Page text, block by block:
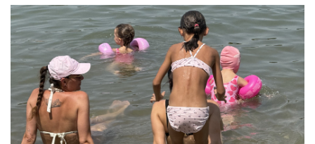
OVO JE SPISAK UČESNIKA "ELITE 10"Haos u
najavi! Filip Car i Anđela potpisali ugovore, a šuška
se da u Belu kuću stižu i ONI
MALO ITALIJANSKO OSTRVO U ŽIŽI